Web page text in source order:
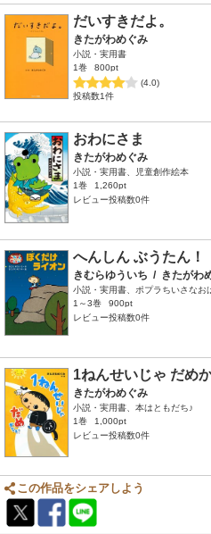
だいすきだよ。
きたがわめぐみ
小説・実用書
1巻
800pt
(4.0)
投稿数1件
おわにさま
きたがわめぐみ
小説・実用書、児童創作絵本
1巻
1,260pt
レビュー投稿数0件
へんしん ぶうたん！
きむらゆういち / きたがわ
小説・実用書、ポプラちいさなお
1～3巻
900pt
レビュー投稿数0件
1ねんせいじゃ だめ
きたがわめぐみ
小説・実用書、本はともだち♪
1巻
1,000pt
レビュー投稿数0件
この作品をシェアしよう